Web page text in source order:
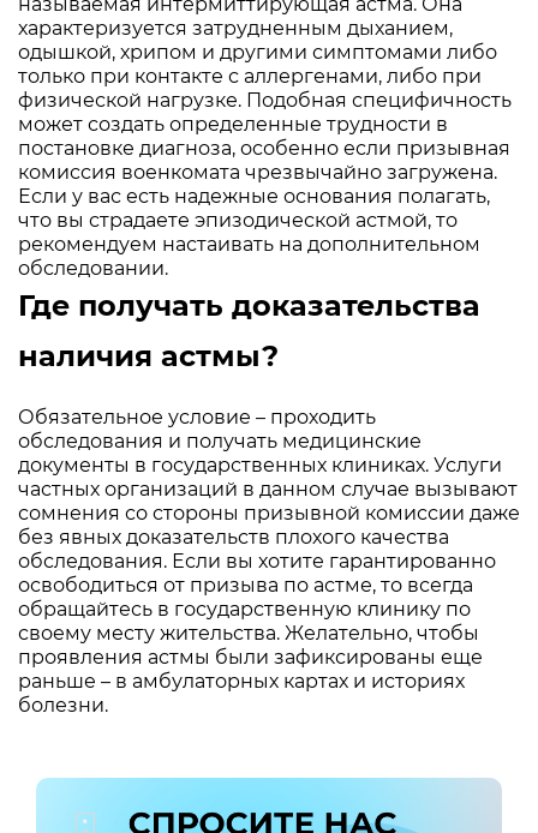
характеризуется затрудненным дыханием,
одышкой, хрипом и другими симптомами либо
только при контакте с аллергенами, либо при
физической нагрузке. Подобная специфичность
может создать определенные трудности в
постановке диагноза, особенно если призывная
комиссия военкомата чрезвычайно загружена.
Если у вас есть надежные основания полагать,
что вы страдаете эпизодической астмой, то
рекомендуем настаивать на дополнительном
обследовании.
Где получать доказательства
наличия астмы?
Обязательное условие – проходить
обследования и получать медицинские
документы в государственных клиниках. Услуги
частных организаций в данном случае вызывают
сомнения со стороны призывной комиссии даже
без явных доказательств плохого качества
обследования. Если вы хотите гарантированно
освободиться от призыва по астме, то всегда
обращайтесь в государственную клинику по
своему месту жительства. Желательно, чтобы
проявления астмы были зафиксированы еще
раньше – в амбулаторных картах и историях
болезни.